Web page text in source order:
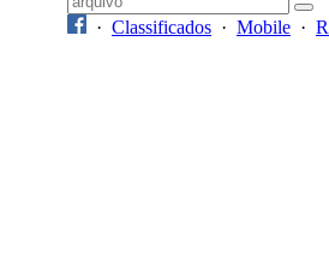
· Classificados · Mobile ·